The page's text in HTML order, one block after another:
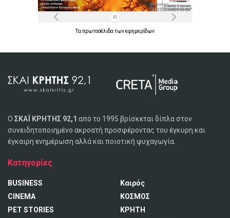
Τα πρωτοσέλιδα τωνεφημερίδων
Ο ΣΚΑΪ ΚΡΗΤΗΣ 92,1 από το 1995 βρίσκεται δίπλα στον
συνειδητοποιημένο ακροατή προσφέροντας του έγκυρη και
έγκαιρη ενημέρωση αλλά και ποιοτική ψυχαγωγία.
Κατηγορίες
BUSINESS
CINEMA
PET STORIES
Καιρός
ΚΟΣΜΟΣ
ΚΡΗΤΗ